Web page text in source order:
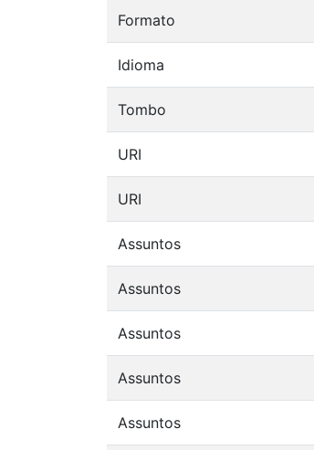
Formato
Idioma
Tombo
URI
URI
Assuntos
Assuntos
Assuntos
Assuntos
Assuntos